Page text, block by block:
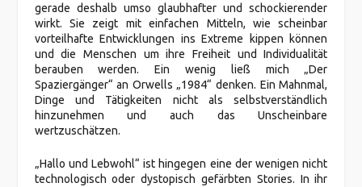
gerade deshalb umso glaubhafter und schockierender
wirkt. Sie zeigt mit einfachen Mitteln, wie scheinbar
vorteilhafte Entwicklungen ins Extreme kippen können
und die Menschen um ihre Freiheit und Individualität
berauben werden. Ein wenig ließ mich „Der
Spaziergänger“ an Orwells „1984“ denken. Ein Mahnmal,
Dinge und Tätigkeiten nicht als selbstverständlich
hinzunehmen und auch das Unscheinbare
wertzuschätzen.
„Hallo und Lebwohl“ ist hingegen eine der wenigen nicht
technologisch oder dystopisch gefärbten Stories. In ihr